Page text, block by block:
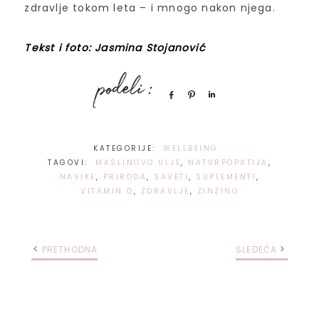
zdravlje tokom leta – i mnogo nakon njega.
Tekst i foto: Jasmina Stojanović
Share Pin
KATEGORIJE:
WELLBEING
TAGOVI:
MASLINOVO ULJE, NATURPOPATIJA ,
NAVIKE , PRIRODA , SAVETI , SUPLEMENTI ,
VITAMIN D , ZDRAVLJE , ZINZINO
PRETHODNA SLEDEĆA